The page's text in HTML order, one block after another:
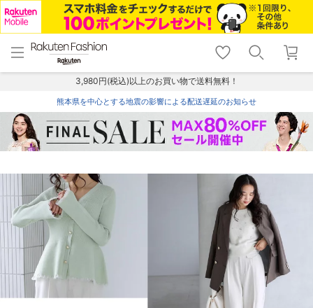
menu home
トップ
shopping_cart lock_outline
ログイン
3,980円(税込)以上のお買い物で送料無料！
熊本県を中心とする地震の影響による配送遅延のお知らせ